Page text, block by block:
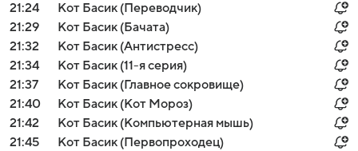
21:24
Кот Басик (Переводчик)
21:29
Кот Басик (Бачата)
21:32
Кот Басик (Антистресс)
21:34
Кот Басик (11-я серия)
21:37
Кот Басик (Главное сокровище)
21:40
Кот Басик (Кот Мороз)
21:42
Кот Басик (Компьютерная мышь)
21:45
Кот Басик (Первопроходец)